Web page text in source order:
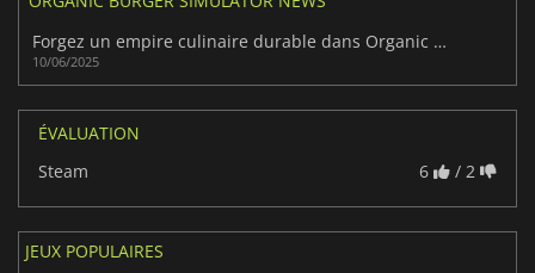
Forgez un empire culinaire durable dans Organic Burger Simulator
10/06/2025
ÉVALUATION
Steam
6 / 2
JEUX POPULAIRES